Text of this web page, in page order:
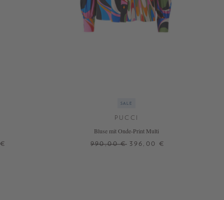
SALE
PUCCI
Bluse mit Onde-Print Multi
990,00 € 396,00 €